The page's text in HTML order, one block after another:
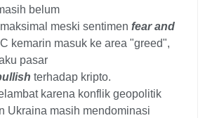
belum
maksimal meski sentimen fear and
kemarin masuk ke area "greed",
pasar
terhadap kripto.
karena konflik geopolitik
Ukraina masih mendominasi